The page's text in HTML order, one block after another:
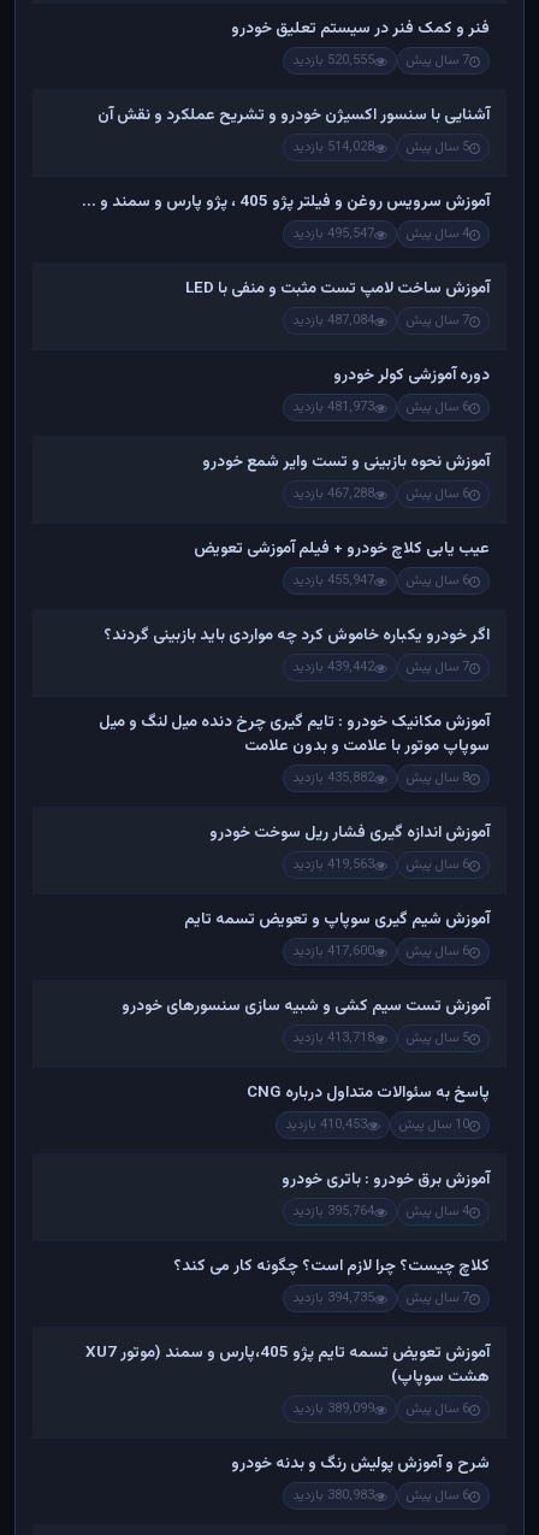
فنر و کمک فنر در سیستم تعلیق خودرو
7 سال پیش 520,555 بازدید
آشنایی با سنسور اکسیژن خودرو و تشریح عملکرد و نقش آن
5 سال پیش 514,028 بازدید
آموزش سرویس روغن و فیلتر پژو 405 ، پژو پارس و سمند و ...
4 سال پیش 495,547 بازدید
آموزش ساخت لامپ تست مثبت و منفی با LED
7 سال پیش 487,084 بازدید
دوره آموزشی کولر خودرو
6 سال پیش 481,973 بازدید
آموزش نحوه بازبینی و تست وایر شمع خودرو
6 سال پیش 467,288 بازدید
عیب یابی کلاچ خودرو + فیلم آموزشی تعویض
6 سال پیش 455,947 بازدید
اگر خودرو یکباره خاموش کرد چه مواردی باید بازبینی گردند؟
7 سال پیش 439,442 بازدید
آموزش مکانیک خودرو : تایم گیری چرخ دنده میل لنگ و میل
سوپاپ موتور با علامت و بدون علامت
8 سال پیش 435,882 بازدید
آموزش اندازه گیری فشار ریل سوخت خودرو
6 سال پیش 419,563 بازدید
آموزش شیم گیری سوپاپ و تعویض تسمه تایم
6 سال پیش 417,600 بازدید
آموزش تست سیم کشی و شبیه سازی سنسورهای خودرو
5 سال پیش 413,718 بازدید
پاسخ به سئوالات متداول درباره CNG
10 سال پیش 410,453 بازدید
آموزش برق خودرو : باتری خودرو
4 سال پیش 395,764 بازدید
کلاچ چیست؟ چرا لازم است؟ چگونه کار می کند؟
7 سال پیش 394,735 بازدید
آموزش تعویض تسمه تایم پژو 405،پارس و سمند (موتور XU7
هشت سوپاپ)
6 سال پیش 389,099 بازدید
شرح و آموزش پولیش رنگ و بدنه خودرو
6 سال پیش 380,983 بازدید